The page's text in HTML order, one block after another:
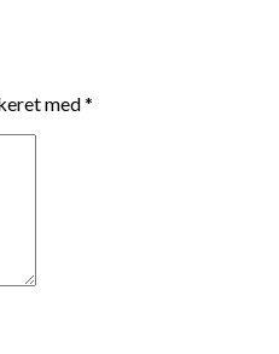
med*